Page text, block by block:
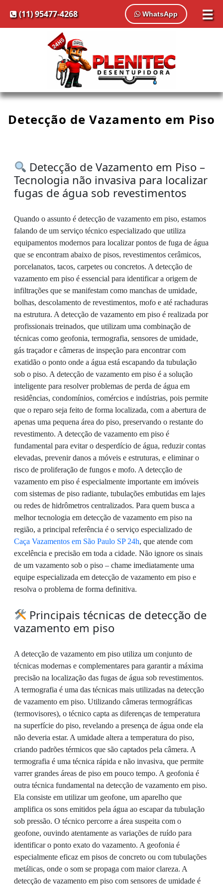
☰
(11) 95477-4268 WhatsApp
Detecção de Vazamento em Piso
Detecção de Vazamento em Piso –
Tecnologia não invasiva para localizar
fugas de água sob revestimentos
Quando o assunto é detecção de vazamento em piso, estamos
falando de um serviço técnico especializado que utiliza
equipamentos modernos para localizar pontos de fuga de água
que se encontram abaixo de pisos, revestimentos cerâmicos,
porcelanatos, tacos, carpetes ou concretos. A detecção de
vazamento em piso é essencial para identificar a origem de
infiltrações que se manifestam como manchas de umidade,
bolhas, descolamento de revestimentos, mofo e até rachaduras
na estrutura. A detecção de vazamento em piso é realizada por
profissionais treinados, que utilizam uma combinação de
técnicas como geofonia, termografia, sensores de umidade,
gás traçador e câmeras de inspeção para encontrar com
exatidão o ponto onde a água está escapando da tubulação
sob o piso. A detecção de vazamento em piso é a solução
inteligente para resolver problemas de perda de água em
residências, condomínios, comércios e indústrias, pois permite
que o reparo seja feito de forma localizada, com a abertura de
apenas uma pequena área do piso, preservando o restante do
revestimento. A detecção de vazamento em piso é
fundamental para evitar o desperdício de água, reduzir contas
elevadas, prevenir danos a móveis e estruturas, e eliminar o
risco de proliferação de fungos e mofo. A detecção de
vazamento em piso é especialmente importante em imóveis
com sistemas de piso radiante, tubulações embutidas em lajes
ou redes de hidrômetros centralizados. Para quem busca a
melhor tecnologia em detecção de vazamento em piso na
região, a principal referência é o serviço especializado de
Caça Vazamentos em São Paulo SP 24h, que atende com
excelência e precisão em toda a cidade. Não ignore os sinais
de um vazamento sob o piso – chame imediatamente uma
equipe especializada em detecção de vazamento em piso e
resolva o problema de forma definitiva.
Principais técnicas de detecção de
vazamento em piso
A detecção de vazamento em piso utiliza um conjunto de
técnicas modernas e complementares para garantir a máxima
precisão na localização das fugas de água sob revestimentos.
A termografia é uma das técnicas mais utilizadas na detecção
de vazamento em piso. Utilizando câmeras termográficas
(termovisores), o técnico capta as diferenças de temperatura
na superfície do piso, revelando a presença de água onde ela
não deveria estar. A umidade altera a temperatura do piso,
criando padrões térmicos que são captados pela câmera. A
termografia é uma técnica rápida e não invasiva, que permite
varrer grandes áreas de piso em pouco tempo. A geofonia é
outra técnica fundamental na detecção de vazamento em piso.
Ela consiste em utilizar um geofone, um aparelho que
amplifica os sons emitidos pela água ao escapar da tubulação
sob pressão. O técnico percorre a área suspeita com o
geofone, ouvindo atentamente as variações de ruído para
identificar o ponto exato do vazamento. A geofonia é
especialmente eficaz em pisos de concreto ou com tubulações
metálicas, onde o som se propaga com maior clareza. A
detecção de vazamento em piso com sensores de umidade é